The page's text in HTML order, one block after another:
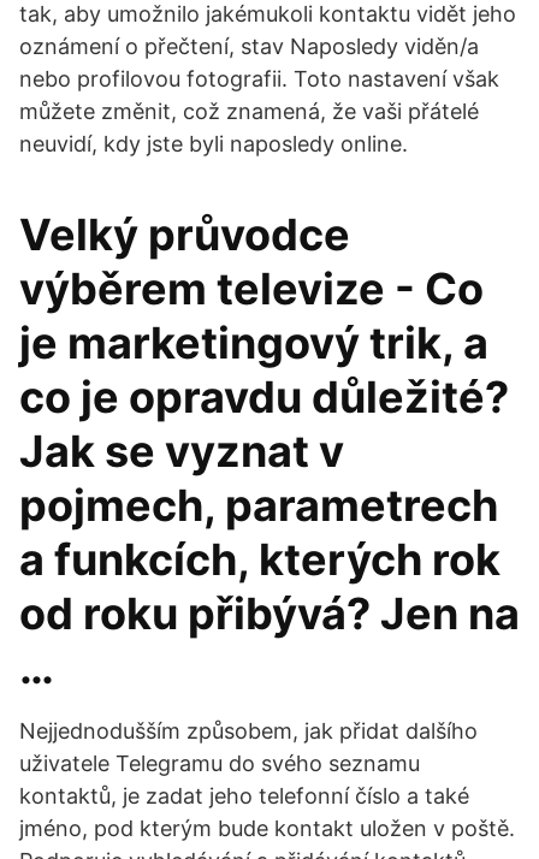
tak, aby umožnilo jakémukoli kontaktu vidět jeho
oznámení o přečtení, stav Naposledy viděn/a
nebo profilovou fotografii. Toto nastavení však
můžete změnit, což znamená, že vaši přátelé
neuvidí, kdy jste byli naposledy online.
Velký průvodce
výběrem televize - Co
je marketingový trik, a
co je opravdu důležité?
Jak se vyznat v
pojmech, parametrech
a funkcích, kterých rok
od roku přibývá? Jen na
…
Nejjednodušším způsobem, jak přidat dalšího
uživatele Telegramu do svého seznamu
kontaktů, je zadat jeho telefonní číslo a také
jméno, pod kterým bude kontakt uložen v poště.